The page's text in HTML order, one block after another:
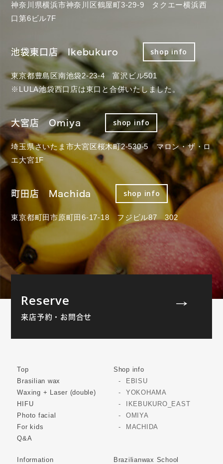
神奈川県横浜市神奈川区鶴屋町3-29-9 タクエー横浜西
口第6ビル7F
池袋東口店 Ikebukuro shop info
東京都豊島区南池袋2-23-4 富沢ビル501
※LULA池袋西口店は東口と合併いたしました。
大宮店 Omiya shop info
埼玉県さいたま市大宮区桜木町2-530-5 マロン・ザ・ロ
エ大宮1F
町田店 Machida shop info
東京都町田市原町田6-17-18 フジビル87 302
Reserve
来店予約・お問合せ
Top
Brasilian wax
Waxing + Laser (double)
HIFU
Photo facial
For kids
Q&A
Shop info
EBISU
YOKOHAMA
IKEBUKURO_EAST
OMIYA
MACHIDA
Information Brazilianwax School